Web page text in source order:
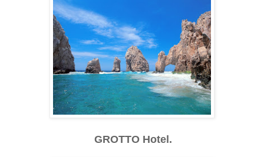
GROTTO Hotel.